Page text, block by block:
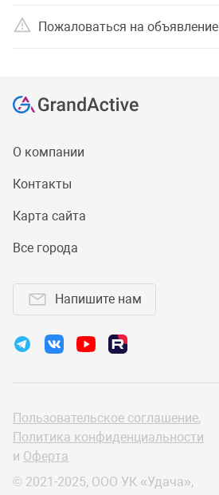
Пожаловаться на объявление
О компании
Контакты
Карта сайта
Все города
Напишите нам
Пользовательское соглашение,
Политика конфиденциальности
и Оферта
© 2021-2025, ООО УК «Удача»,